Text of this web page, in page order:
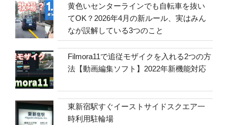
黄色いセンターラインでも自転車を抜い
てOK？2026年4月の新ルール、実はみん
なが誤解している3つのこと
Filmora11で追従モザイクを入れる2つの方
法【動画編集ソフト】2022年新機能対応
東新宿駅すぐイーストサイドスクエア一
時利用駐輪場